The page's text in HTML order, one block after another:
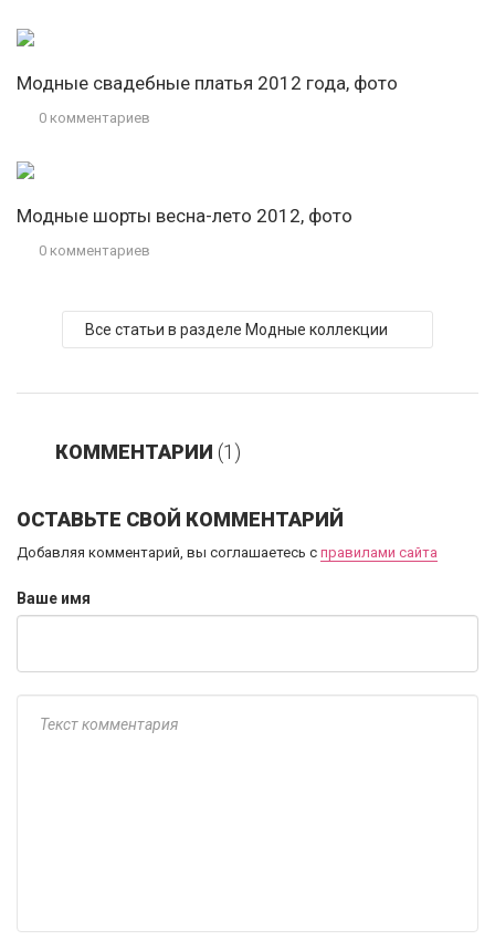
Модные свадебные платья 2012 года, фото
0 комментариев
Модные шорты весна-лето 2012, фото
0 комментариев
Все статьи в разделе Модные коллекции
КОММЕНТАРИИ (1)
ОСТАВЬТЕ СВОЙ КОММЕНТАРИЙ
Добавляя комментарий, вы соглашаетесь с правилами сайта
Ваше имя